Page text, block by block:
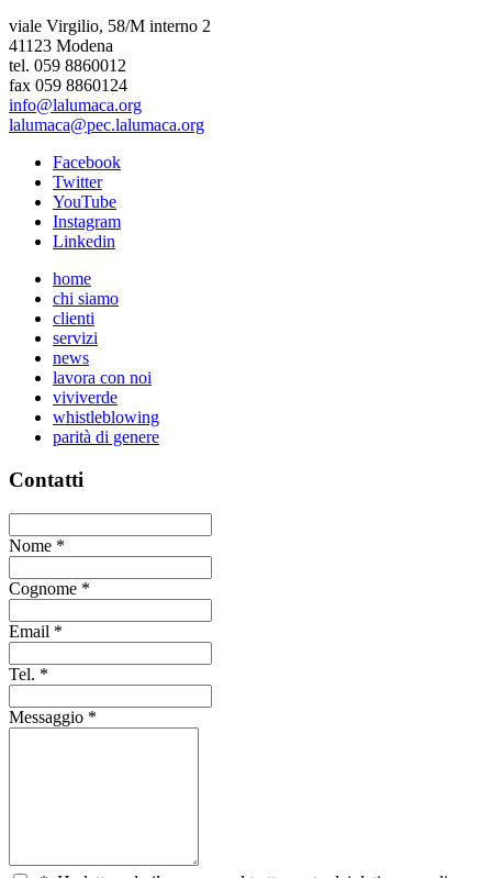
viale Virgilio, 58/M interno 2
41123 Modena
tel. 059 8860012
fax 059 8860124
info@lalumaca.org
lalumaca@pec.lalumaca.org
Facebook
Twitter
YouTube
Instagram
Linkedin
home
chi siamo
clienti
servizi
news
lavora con noi
viviverde
whistleblowing
parità di genere
Contatti
Nome *
Cognome *
Email *
Tel. *
Messaggio *